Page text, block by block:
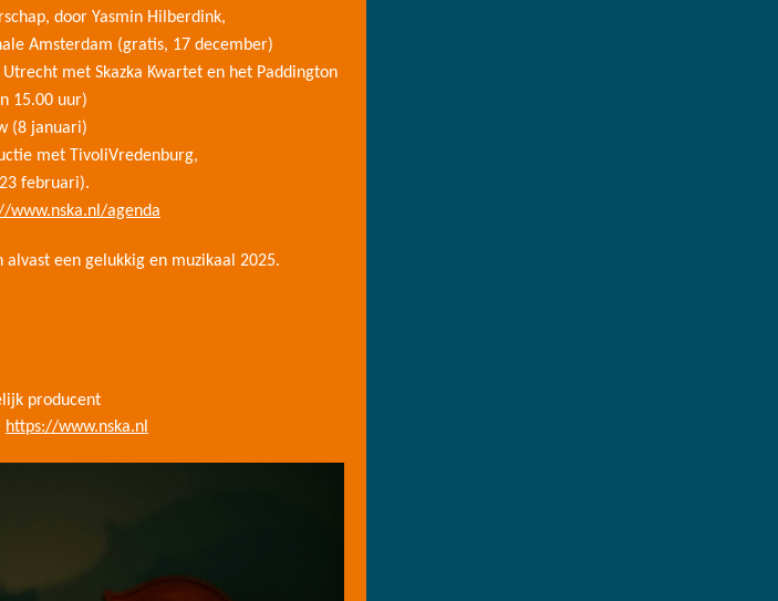
door Yasmin Hilberdink,
Amsterdam (gratis, 17 december)
met Skazka Kwartet en het Paddington
15.00 uur)
(8 januari)
met TivoliVredenburg,
februari).
www.nska.nl/agenda
een gelukkig en muzikaal 2025.
producent
https://www.nska.nl